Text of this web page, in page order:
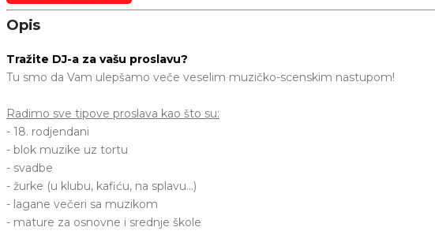
Opis
Tražite DJ-a za vašu proslavu?
Tu smo da Vam ulepšamo veče veselim muzičko-scenskim nastupom!
Radimo sve tipove proslava kao što su:
- 18. rodjendani
- blok muzike uz tortu
- svadbe
- žurke (u klubu, kafiću, na splavu...)
- lagane večeri sa muzikom
- mature za osnovne i srednje škole